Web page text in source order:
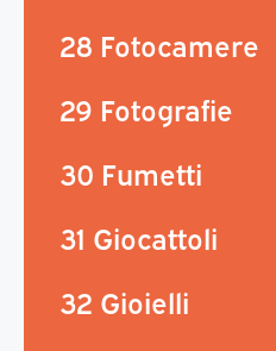
28 Fotocamere
29 Fotografie
30 Fumetti
31 Giocattoli
32 Gioielli